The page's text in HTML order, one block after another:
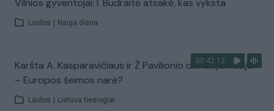
Vilnios gyventojai: I. Budraitė atsakė, kas vyksta
Laidos Nauja diena
00:42:12
Karšta A. Kasparavičiaus ir Ž Pavilionio diskusija: Rusija
– Europos šeimos narė?
Laidos Lietuva tiesiogiai